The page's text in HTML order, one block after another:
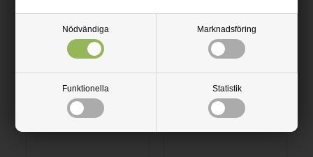
Nödvändiga Marknadsföring
Funktionella Statistik
500,00 SEK
Læg i kurven
930,00 SEK
Læg i kurven